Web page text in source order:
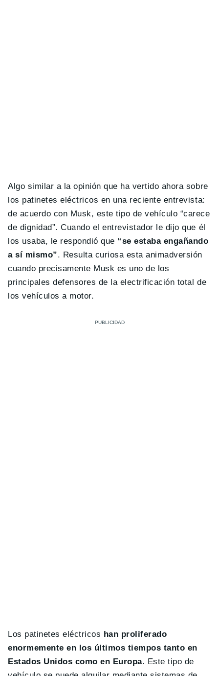
Algo similar a la opinión que ha vertido ahora sobre
los patinetes eléctricos en una reciente entrevista:
de acuerdo con Musk, este tipo de vehículo “carece
de dignidad”. Cuando el entrevistador le dijo que él
los usaba, le respondió que “se estaba engañando
a sí mismo”. Resulta curiosa esta animadversión
cuando precisamente Musk es uno de los
principales defensores de la electrificación total de
los vehículos a motor.
Los patinetes eléctricos han proliferado
enormemente en los últimos tiempos tanto en
Estados Unidos como en Europa. Este tipo de